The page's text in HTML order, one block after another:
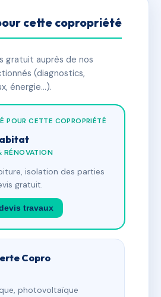
cette copropriété
gratuit auprès de nos
(diagnostics,
énergie…).
POUR CETTE COPROPRIÉTÉ
RÉNOVATION
isolation des parties
gratuit.
travaux
Copro
photovoltaïque